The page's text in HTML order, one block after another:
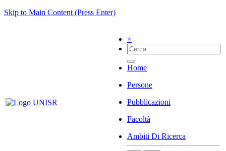
Skip to Main Content (Press Enter)
×
Home
Persone
Pubblicazioni
Facoltà
Ambiti Di Ricerca